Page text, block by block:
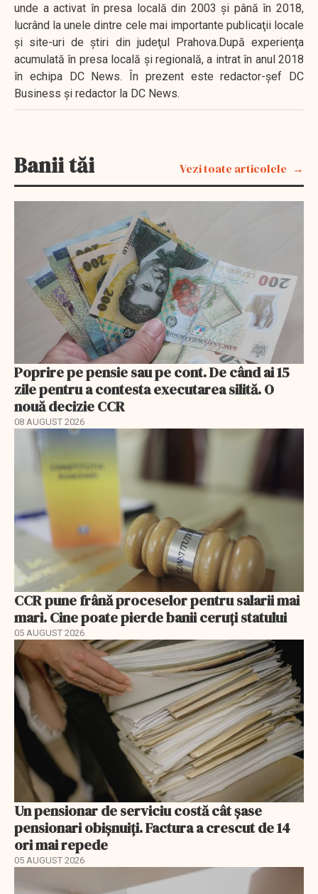
unde a activat în presa locală din 2003 şi până în 2018,
lucrând la unele dintre cele mai importante publicaţii locale
şi site-uri de ştiri din judeţul Prahova.După experienţa
acumulată în presa locală şi regională, a intrat în anul 2018
în echipa DC News. În prezent este redactor-şef DC
Business şi redactor la DC News.
Banii tăi Vezi toate articolele
Poprire pe pensie sau pe cont. De când ai 15
zile pentru a contesta executarea silită. O
nouă decizie CCR
08 AUGUST 2026
CCR pune frână proceselor pentru salarii mai
mari. Cine poate pierde banii ceruți statului
05 AUGUST 2026
Un pensionar de serviciu costă cât șase
pensionari obișnuiți. Factura a crescut de 14
ori mai repede
05 AUGUST 2026